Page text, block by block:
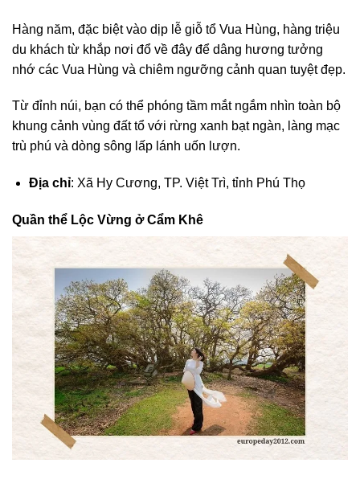
Hàng năm, đặc biệt vào dịp lễ giỗ tổ Vua Hùng, hàng triệu
du khách từ khắp nơi đổ về đây để dâng hương tưởng
nhớ các Vua Hùng và chiêm ngưỡng cảnh quan tuyệt đẹp.
Từ đỉnh núi, bạn có thể phóng tầm mắt ngắm nhìn toàn bộ
khung cảnh vùng đất tổ với rừng xanh bạt ngàn, làng mạc
trù phú và dòng sông lấp lánh uốn lượn.
Địa chỉ: Xã Hy Cương, TP. Việt Trì, tỉnh Phú Thọ
Quần thể Lộc Vừng ở Cẩm Khê